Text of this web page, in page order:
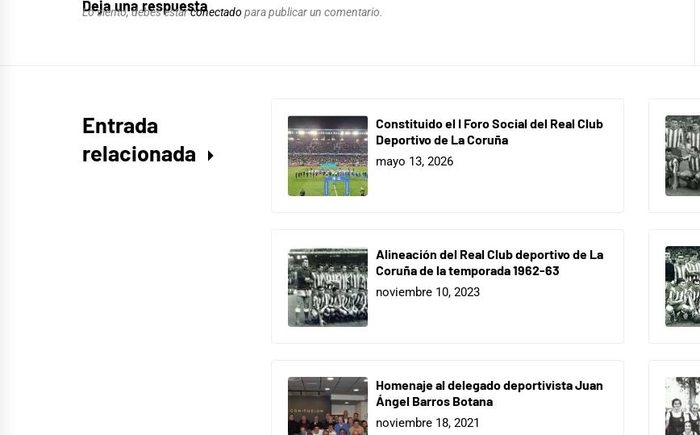
Deja una respuesta
Lo siento, debes estarconectado para publicar un comentario.
Entrada
relacionada
Constituido el I Foro Social del Real Club
Deportivo de La Coruña
mayo 13, 2026
Alineación del Real Club deportivo de La
Coruña de la temporada 1962-63
noviembre 10, 2023
Homenaje al delegado deportivista Juan
Ángel Barros Botana
noviembre 18, 2021